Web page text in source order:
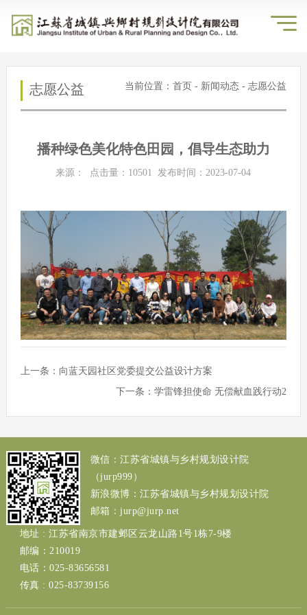
志愿公益 当前位置：首页 - 新闻动态 - 志愿公益
播种绿色美化特色田园，倡导生态助力
来源： 点击量： 10501 发布时间：2023-07-04
上一条： 向蓝天园社区党委提交公益设计方案
下一条：学雷锋担使命 无偿献血践行动2
微信：江苏省城镇与乡村规划设计院
（jurp999）
新浪微博：江苏省城镇与乡村规划设计院
邮箱：jurp@jurp.net
地址 : 江苏省南京市建邺区云龙山路1号1栋7-9楼
邮编：210019
电话：025-83656581
传真 : 025-83739156